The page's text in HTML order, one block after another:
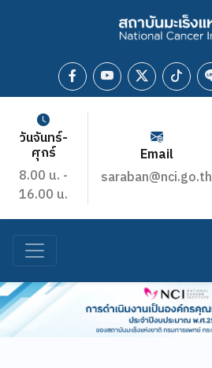
วันจันทร์-
ศุกร์
8.00 น. -
16.00 น.
Email
saraban@nci.go.th